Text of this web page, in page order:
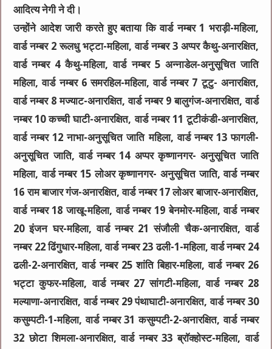
आदित्य नेगी ने दी।
उन्होंने आदेश जारी करते हुए बताया कि वार्ड नम्बर 1 भराड़ी-महिला,
वार्ड नम्बर 2 रूलधु भट्टा-महिला, वार्ड नम्बर 3 अप्पर कैथु-अनारक्षित,
वार्ड नम्बर 4 कैथु-महिला, वार्ड नम्बर 5 अन्नाडेल-अनुसूचित जाति
महिला, वार्ड नम्बर 6 समरहिल-महिला, वार्ड नम्बर 7 टूटु- अनारक्षित,
वार्ड नम्बर 8 मज्याट-अनारक्षित, वार्ड नम्बर 9 बालुगंज-अनारक्षित, वार्ड
नम्बर 10 कच्ची घाटी-अनारक्षित, वार्ड नम्बर 11 टूटीकंडी-अनारक्षित,
वार्ड नम्बर 12 नाभा-अनुसूचित जाति महिला, वार्ड नम्बर 13 फागली-
अनुसूचित जाति, वार्ड नम्बर 14 अप्पर कृष्णानगर- अनुसूचित जाति
महिला, वार्ड नम्बर 15 लोअर कृष्णानगर- अनुसूचित जाति, वार्ड नम्बर
16 राम बाजार गंज-अनारक्षित, वार्ड नम्बर 17 लोअर बाजार-अनारक्षित,
वार्ड नम्बर 18 जाखू-महिला, वार्ड नम्बर 19 बेनमोर-महिला, वार्ड नम्बर
20 इंजन घर-महिला, वार्ड नम्बर 21 संजौली चैक-अनारक्षित, वार्ड
नम्बर 22 ढिंगुधार-महिला, वार्ड नम्बर 23 ढली-1-महिला, वार्ड नम्बर 24
ढली-2-अनारक्षित, वार्ड नम्बर 25 शांति बिहार-महिला, वार्ड नम्बर 26
भट्टा कुफर-महिला, वार्ड नम्बर 27 सांगटी-महिला, वार्ड नम्बर 28
मल्याणा-अनारक्षित, वार्ड नम्बर 29 पंथाघाटी-अनारक्षित, वार्ड नम्बर 30
कसुम्पटी-1-महिला, वार्ड नम्बर 31 कसुम्पटी-2-अनारक्षित, वार्ड नम्बर
32 छोटा शिमला-अनारक्षित, वार्ड नम्बर 33 ब्राॅक्होस्ट-महिला, वार्ड